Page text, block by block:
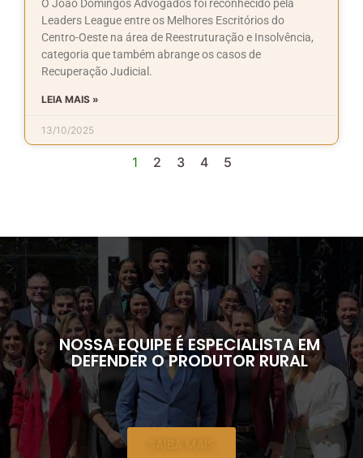
O João Domingos Advogados foi reconhecido pela
Leaders League entre os Melhores Escritórios do
Centro-Oeste na área de Reestruturação e Insolvência,
categoria que também abrange os casos de
Recuperação Judicial.
LEIA MAIS »
13/10/2025
1 2 3 4 5
NOSSA EQUIPE É ESPECIALISTA EM
DEFENDER O PRODUTOR RURAL
SAIBA MAIS